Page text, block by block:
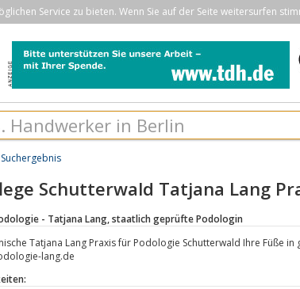
Service zu bieten. Wenn Sie auf der Seite weitersurfen
Schutterwald Tatjana Lang
- Tatjana Lang, staatlich geprüfte Podologin
Tatjana Lang Praxis für Podologie Schutterwald Ihre Füße
lang.de